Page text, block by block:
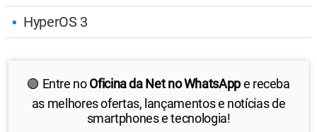
HyperOS 3
🟢 Entre noOficina da Net no WhatsAppe receba
as melhores ofertas, lançamentos e notícias de
smartphones e tecnologia!